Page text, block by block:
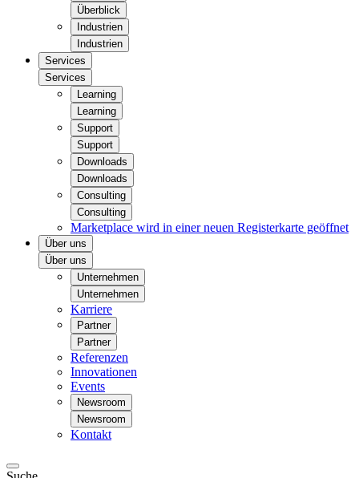
Überblick
Industrien
Industrien
Services
Services
Learning
Learning
Support
Support
Downloads
Downloads
Consulting
Consulting
Marketplace wird in einer neuen Registerkarte geöffnet
Über uns
Über uns
Unternehmen
Unternehmen
Karriere
Partner
Partner
Referenzen
Innovationen
Events
Newsroom
Newsroom
Kontakt